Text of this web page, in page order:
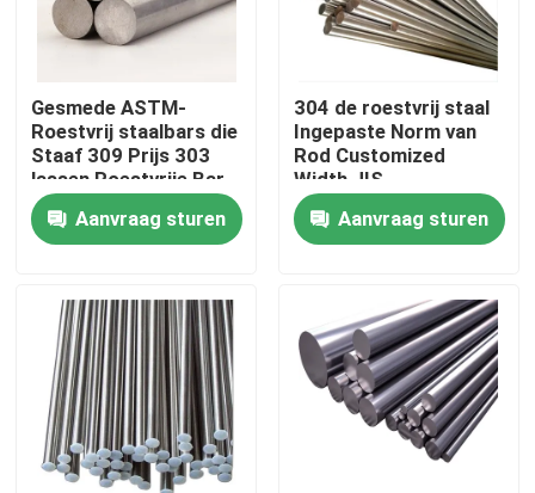
Over ons
Fabriekstocht
Kwaliteitscontrole
Nieuws
Vraag een offerte
De Bladen van de roestvrij staalplaat
Gesmede ASTM-
Roestvrij staalbars die
Staaf 309 Prijs 303
lassen Roestvrije Bar
Aanvraag sturen
304 de roestvrij staal
Ingepaste Norm van
Rod Customized
Width JIS
Aanvraag sturen